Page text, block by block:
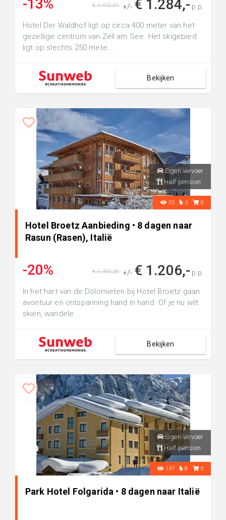
-13% +/- € 1.284,- p.p.
€ 1.472,91
Hotel Der Waldhof ligt op circa 400 meter van het
gezellige centrum van Zell am See. Het skigebied
ligt op slechts 250 mete...
Bekijken
Eigen vervoer
Half pension
55 3 0
Hotel Broetz Aanbieding • 8 dagen naar
Rasun (Rasen), Italië
-20% +/- € 1.206,- p.p.
€ 1.495,09
In het hart van de Dolomieten bij Hotel Broetz gaan
avontuur en ontspanning hand in hand. Of je nu wilt
skiën, wandele...
Bekijken
Eigen vervoer
Half pension
147 8 0
Park Hotel Folgarida • 8 dagen naar Italië